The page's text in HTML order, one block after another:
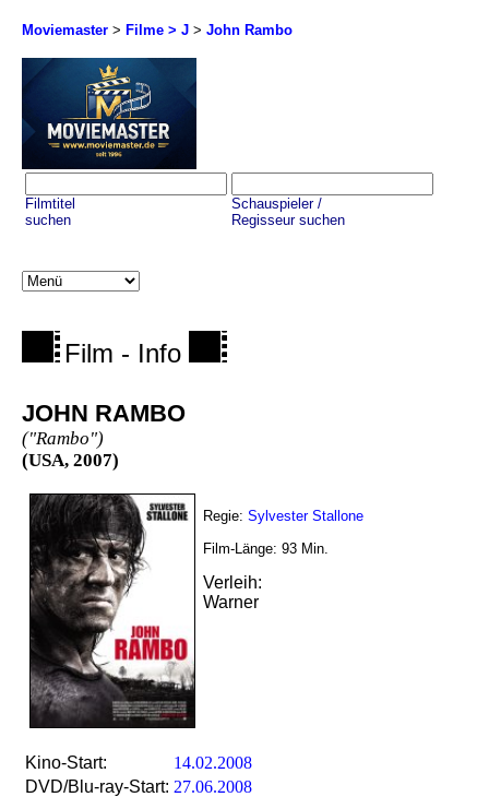
Moviemaster > Filme > J > John Rambo
Filmtitel
suchen
Schauspieler /
Regisseur suchen
Film - Info
JOHN RAMBO
("Rambo")
(USA, 2007)
Regie: Sylvester Stallone
Film-Länge: 93 Min.
Verleih:
Warner
Kino-Start:
14.02.2008
DVD/Blu-ray-Start: 27.06.2008